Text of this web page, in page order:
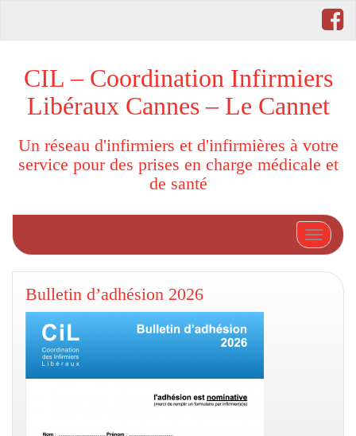
CIL – Coordination Infirmiers
Libéraux Cannes – Le Cannet
Un réseau d'infirmiers et d'infirmières à votre
service pour des prises en charge médicale et
de santé
Bulletin d’adhésion 2026